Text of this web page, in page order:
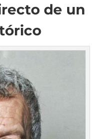
de un